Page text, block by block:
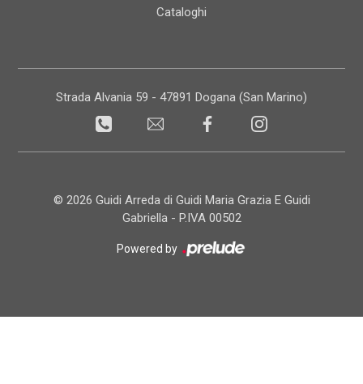
Cataloghi
Strada Alvania 59 - 47891 Dogana (San Marino)
© 2026 Guidi Arreda di Guidi Maria Grazia E Guidi
Gabriella - P.IVA 00502
Powered by